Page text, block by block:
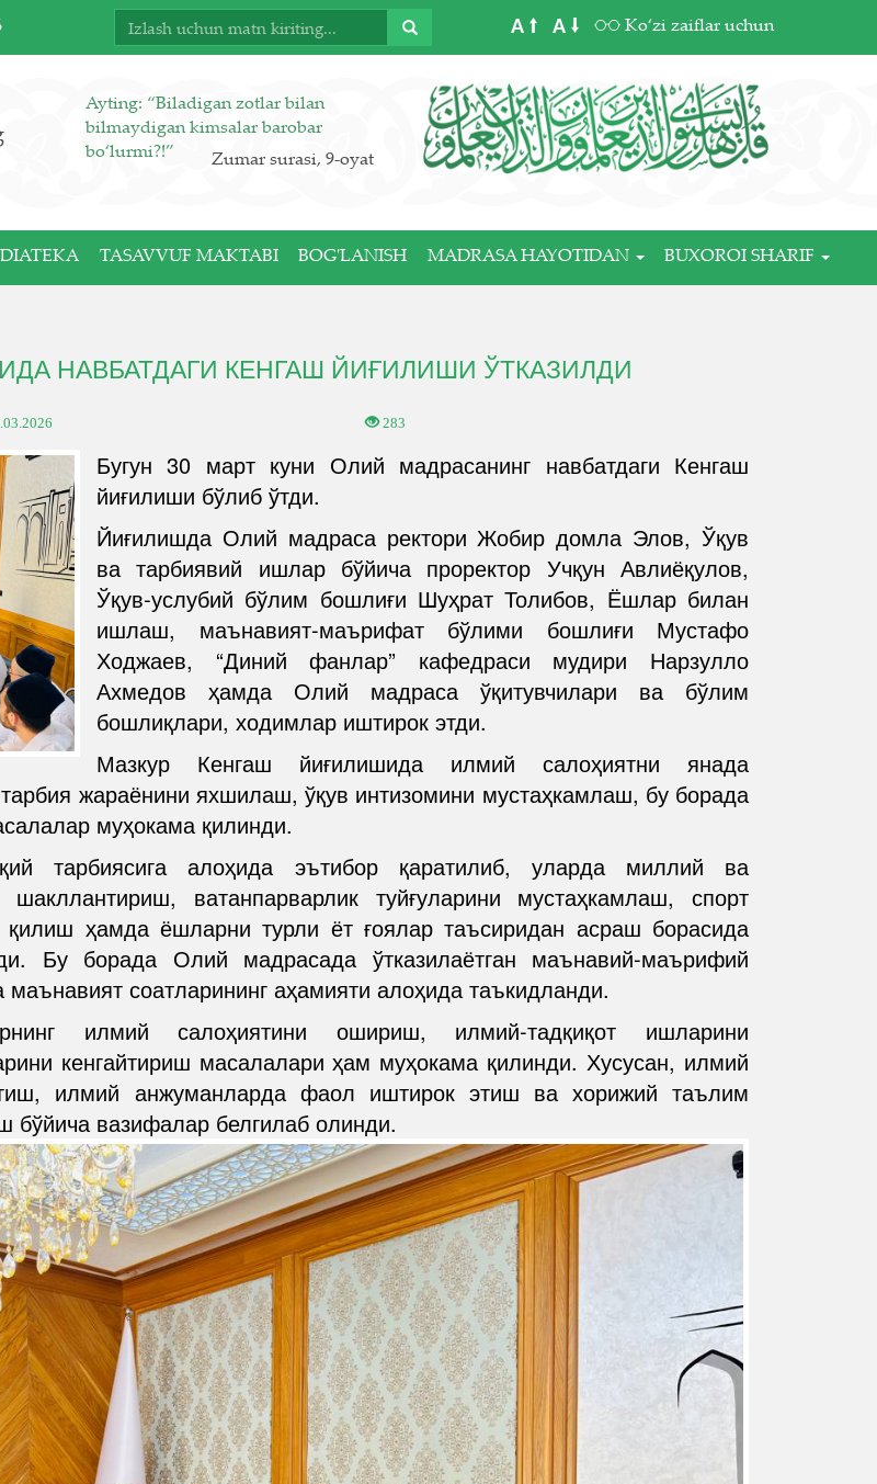
A A Ko‘zi zaiflar uchun
Ayting: “Biladigan zotlar bilan
bilmaydigan kimsalar barobar
bo‘lurmi?!”
Zumar surasi, 9-oyat
TASAVVUF MAKTABI BOG'LANISH MADRASA HAYOTIDAN BUXOROI SHARIF
НАВБАТДАГИ КЕНГАШ ЙИҒИЛИШИ ЎТКАЗИЛДИ
283
Бугун 30 март куни Олий мадрасанинг навбатдаги Кенгаш
йиғилиши бўлиб ўтди.
Йиғилишда Олий мадраса ректори Жобир домла Элов, Ўқув
ва тарбиявий ишлар бўйича проректор Учқун Авлиёқулов,
Ўқув-услубий бўлим бошлиғи Шуҳрат Толибов, Ёшлар билан
ишлаш, маънавият-маърифат бўлими бошлиғи Мустафо
Ходжаев, “Диний фанлар” кафедраси мудири Нарзулло
Ахмедов ҳамда Олий мадраса ўқитувчилари ва бўлим
бошлиқлари, ходимлар иштирок этди.
Мазкур Кенгаш йиғилишида илмий салоҳиятни янада
жараёнини яхшилаш, ўқув интизомини мустаҳкамлаш, бу борада
муҳокама қилинди.
тарбиясига алоҳида эътибор қаратилиб, уларда миллий ва
ватанпарварлик туйғуларини мустаҳкамлаш, спорт
ҳамда ёшларни турли ёт ғоялар таъсиридан асраш борасида
Бу борада Олий мадрасада ўтказилаётган маънавий-маърифий
соатларининг аҳамияти алоҳида таъкидланди.
илмий салоҳиятини ошириш, илмий-тадқиқот ишларини
кенгайтириш масалалари ҳам муҳокама қилинди. Хусусан, илмий
илмий анжуманларда фаол иштирок этиш ва хорижий таълим
бўйича вазифалар белгилаб олинди.